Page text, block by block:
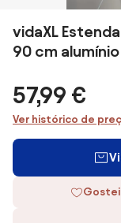
vidaXL
90 cm alumínio
57,99 €
Ver histórico de
Gostei